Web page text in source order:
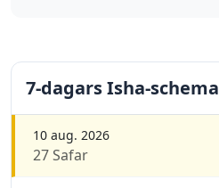
7-dagars Isha-schema
10 aug. 2026
27 Safar